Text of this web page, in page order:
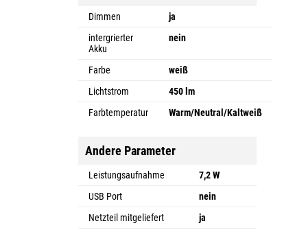
Dimmen
ja
intergrierter
Akku
nein
Farbe
weiß
Lichtstrom
450 lm
Farbtemperatur
Warm/Neutral/Kaltweiß
Andere Parameter
Leistungsaufnahme
7,2 W
USB Port
nein
Netzteil mitgeliefert
ja